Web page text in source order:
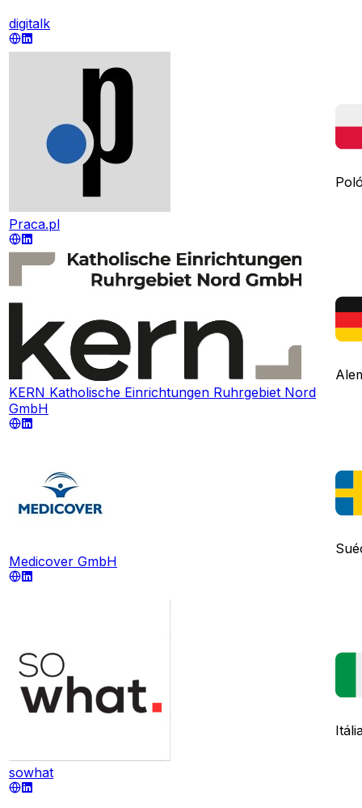
digitalk
Praca.pl
KERN Katholische Einrichtungen Ruhrgebiet Nord
GmbH
Medicover GmbH
sowhat